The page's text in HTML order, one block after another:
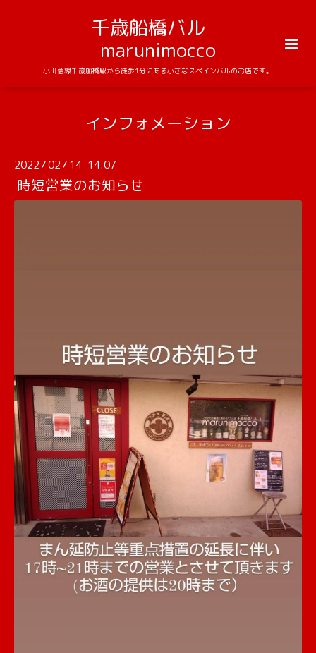
千歳船橋バル
marunimocco
小田急線千歳船橋駅から徒歩1分にある小さなスペインバルのお店です。
インフォメーション
2022 /02 / 14 14:07
時短営業のお知らせ